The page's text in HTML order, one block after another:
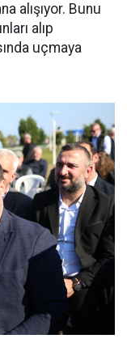
alışıyor. Bunu
alıp
uçmaya